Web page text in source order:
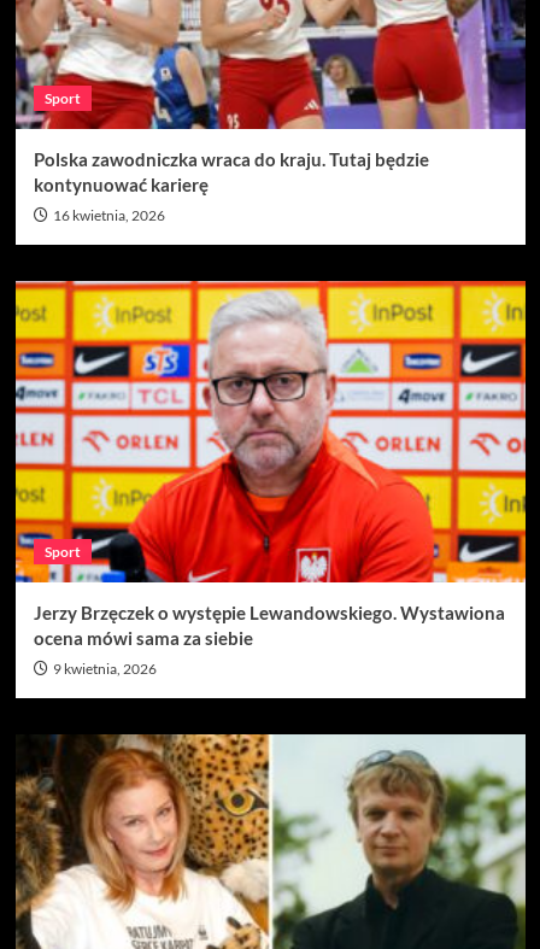
Sport
Polska zawodniczka wraca do kraju. Tutaj będzie
kontynuować karierę
16 kwietnia, 2026
Sport
Jerzy Brzęczek o występie Lewandowskiego. Wystawiona
ocena mówi sama za siebie
9 kwietnia, 2026